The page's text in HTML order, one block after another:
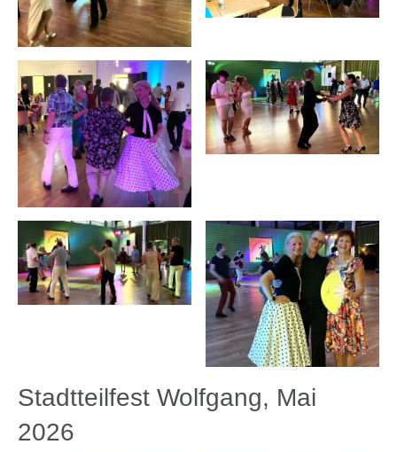
Stadtteilfest Wolfgang, Mai
2026